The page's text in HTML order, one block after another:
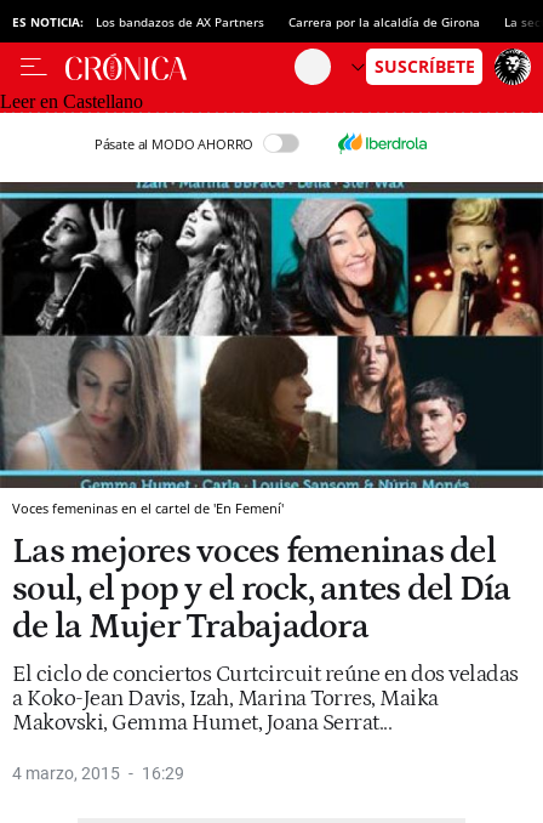
ES NOTICIA: Los bandazos de AX Partners Carrera por la alcaldía de Girona La
Leer en Castellano
Pásate al MODO AHORRO
Voces femeninas en el cartel de 'En Femení'
Las mejores voces femeninas del
soul, el pop y el rock, antes del Día
de la Mujer Trabajadora
El ciclo de conciertos Curtcircuit reúne en dos veladas
a Koko-Jean Davis, Izah, Marina Torres, Maika
Makovski, Gemma Humet, Joana Serrat...
4 marzo, 2015 16:29